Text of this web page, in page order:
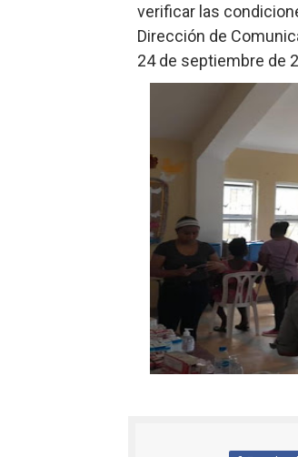
verificar las
Dirección de
24 de septiembre de